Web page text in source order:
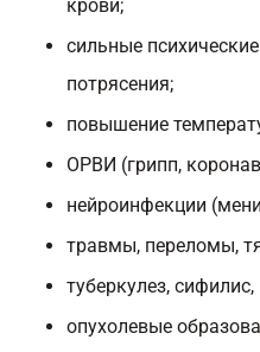
крови;
сильные
потрясения;
повышение
ОРВИ (грипп,
нейроинфекции
травмы, переломы,
туберкулез,
опухолевые